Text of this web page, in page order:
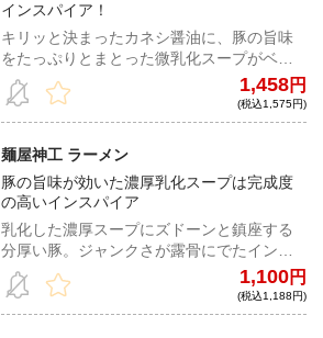
インスパイア！
キリッと決まったカネシ醤油に、豚の旨味
をたっぷりとまとった微乳化スープがベス
トマッチ。神豚とも言われる大きく、柔ら
かい豚肉も健在！超ハイレベルな逸品だ。
1,458円
(税込1,575円)
麺屋神工 ラーメン
豚の旨味が効いた濃厚乳化スープは完成度
の高いインスパイア
乳化した濃厚スープにズドーンと鎮座する
分厚い豚。ジャンクさが露骨にでたインス
パイアラーメンは中毒性抜群！クタクタに
茹でたヤサイと味付き脂は相性抜群だ！
1,100円
(税込1,188円)